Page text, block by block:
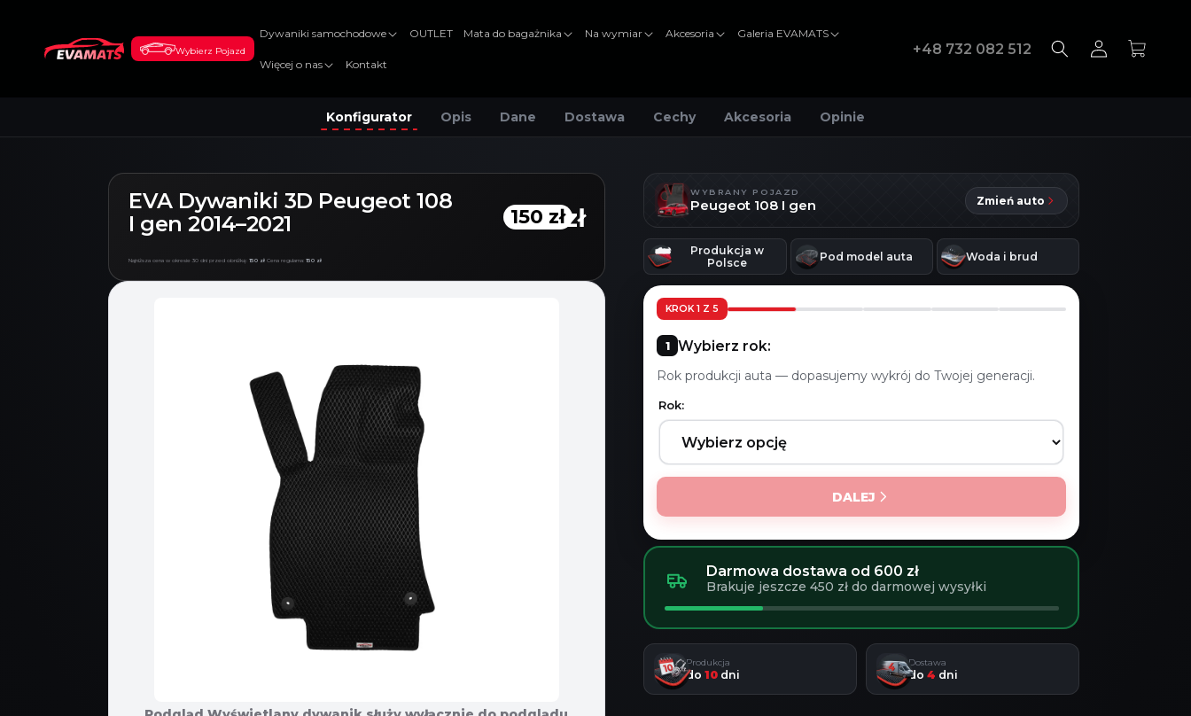
Wybierz Pojazd
Dywaniki samochodowe OUTLET Mata do bagażnika Na wymiar Akcesoria Galeria EVAMATS
Więcej o nas Kontakt
+48 732 082 512
Zaloguj
Koszyk
Konfigurator Opis Dane Dostawa Cechy Akcesoria Opinie
EVA Dywaniki 3D Peugeot 108
I gen 2014–2021
Najniższa cena w okresie 30 dni przed obniżką: 150 zł Cena regularna: 150 zł
150 zł
150 zł
WYBRANY POJAZD
Peugeot 108 I gen Zmień auto
Produkcja w
Polsce
Pod model auta Woda i brud
KROK 1 Z 5
Wybierz rok:
Rok produkcji auta — dopasujemy wykrój do Twojej generacji.
Rok:
DALEJ
Darmowa dostawa od 600 zł
Brakuje jeszcze 450 zł do darmowej wysyłki
Produkcja
do10 dni
Dostawa
do4 dni